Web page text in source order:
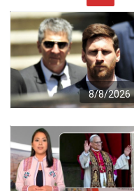
8/8/2026